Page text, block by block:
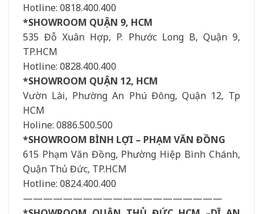
Hotline: 0818.400.400
*SHOWROOM QUẬN 9, HCM
535 Đỗ Xuân Hợp, P. Phước Long B, Quận 9,
TP.HCM
Hotline: 0828.400.400
*SHOWROOM QUẬN 12, HCM
Vườn Lài, Phường An Phú Đông, Quận 12, Tp
HCM
Holine: 0886.500.500
*SHOWROOM BÌNH LỢI – PHẠM VĂN ĐỒNG
615 Phạm Văn Đồng, Phường Hiệp Bình Chánh,
Quận Thủ Đức, TP.HCM
Hotline: 0824.400.400
————————————————————